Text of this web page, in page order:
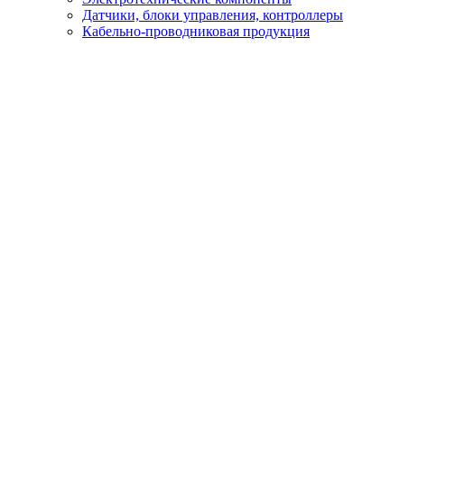
Датчики, блоки управления, контроллеры
Кабельно-проводниковая продукция